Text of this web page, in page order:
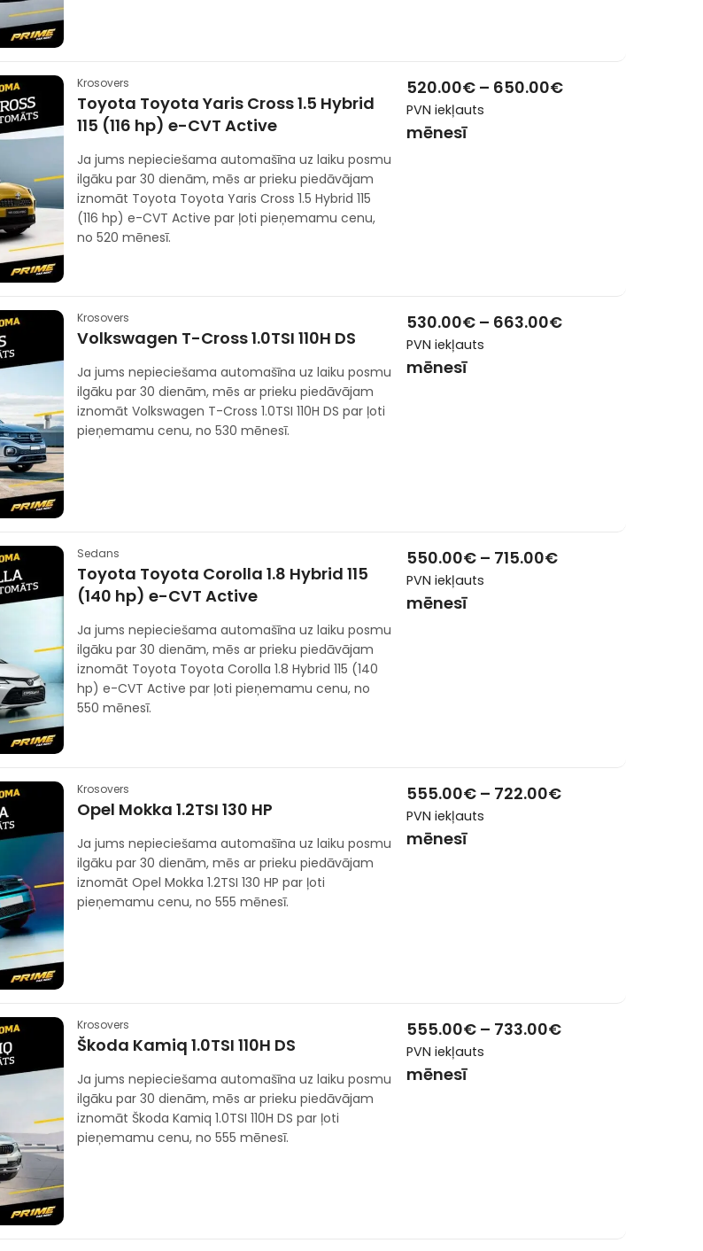
Krosovers
Toyota Toyota Yaris Cross 1.5 Hybrid
115 (116 hp) e-CVT Active
Ja jums nepieciešama automašīna uz laiku posmu
ilgāku par 30 dienām, mēs ar prieku piedāvājam
iznomāt Toyota Toyota Yaris Cross 1.5 Hybrid 115
(116 hp) e-CVT Active par ļoti pieņemamu cenu,
no 520 mēnesī.
520.00€ – 650.00€
PVN iekļauts
mēnesī
Krosovers
Volkswagen T-Cross 1.0TSI 110H DS
Ja jums nepieciešama automašīna uz laiku posmu
ilgāku par 30 dienām, mēs ar prieku piedāvājam
iznomāt Volkswagen T-Cross 1.0TSI 110H DS par ļoti
pieņemamu cenu, no 530 mēnesī.
530.00€ – 663.00€
PVN iekļauts
mēnesī
Sedans
Toyota Toyota Corolla 1.8 Hybrid 115
(140 hp) e-CVT Active
Ja jums nepieciešama automašīna uz laiku posmu
ilgāku par 30 dienām, mēs ar prieku piedāvājam
iznomāt Toyota Toyota Corolla 1.8 Hybrid 115 (140
hp) e-CVT Active par ļoti pieņemamu cenu, no
550 mēnesī.
550.00€ – 715.00€
PVN iekļauts
mēnesī
Krosovers
Opel Mokka 1.2TSI 130 HP
Ja jums nepieciešama automašīna uz laiku posmu
ilgāku par 30 dienām, mēs ar prieku piedāvājam
iznomāt Opel Mokka 1.2TSI 130 HP par ļoti
pieņemamu cenu, no 555 mēnesī.
555.00€ – 722.00€
PVN iekļauts
mēnesī
Krosovers
Škoda Kamiq 1.0TSI 110H DS
Ja jums nepieciešama automašīna uz laiku posmu
ilgāku par 30 dienām, mēs ar prieku piedāvājam
iznomāt Škoda Kamiq 1.0TSI 110H DS par ļoti
pieņemamu cenu, no 555 mēnesī.
555.00€ – 733.00€
PVN iekļauts
mēnesī